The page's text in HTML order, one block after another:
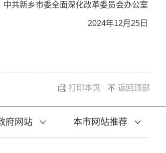
新乡市委全面深化改革委员会办公室
2024年12月25日
打印本页 返回顶部
府网站 本市网站推荐